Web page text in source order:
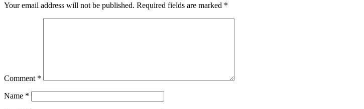
Your email address will not be published. Required fields are marked *
Comment *
Name *